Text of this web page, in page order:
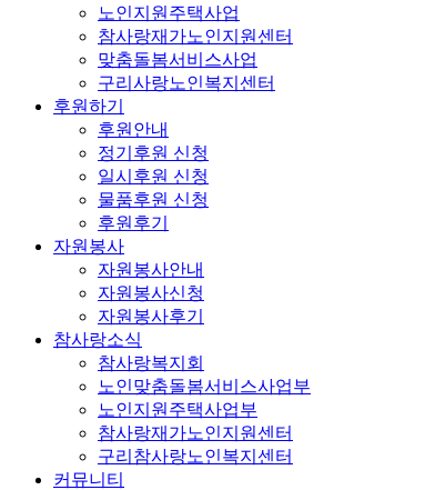
노인지원주택사업
참사랑재가노인지원센터
맞춤돌봄서비스사업
구리사랑노인복지센터
후원하기
후원안내
정기후원 신청
일시후원 신청
물품후원 신청
후원후기
자원봉사
자원봉사안내
자원봉사신청
자원봉사후기
참사랑소식
참사랑복지회
노인맞춤돌봄서비스사업부
노인지원주택사업부
참사랑재가노인지원센터
구리참사랑노인복지센터
커뮤니티